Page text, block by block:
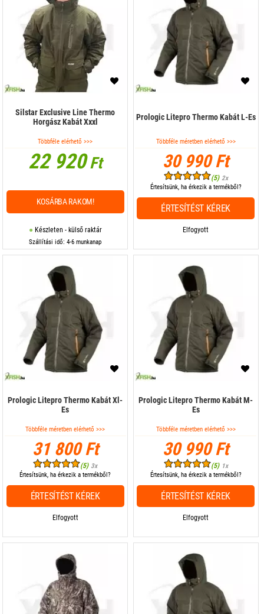
Silstar Exclusive Line Thermo
Horgász Kabát Xxxl
Többféle elérhető >>>
22 920Ft
Készleten - külső raktár
Szállítási idő: 4-6 munkanap
KOSÁRBA RAKOM!
Prologic Litepro Thermo Kabát L-Es
Többféle méretben elérhető >>>
30 990 Ft
(5) 2x
Elfogyott
Értesítsünk, ha érkezik a termékből?
ÉRTESÍTÉST KÉREK
Prologic Litepro Thermo Kabát Xl-
Es
Többféle méretben elérhető >>>
31 800 Ft
(5) 3x
Elfogyott
Értesítsünk, ha érkezik a termékből?
ÉRTESÍTÉST KÉREK
Prologic Litepro Thermo Kabát M-
Es
Többféle méretben elérhető >>>
30 990 Ft
(5) 1x
Elfogyott
Értesítsünk, ha érkezik a termékből?
ÉRTESÍTÉST KÉREK